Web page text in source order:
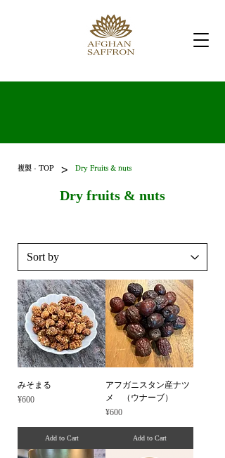
複製 - TOP > Dry Fruits & nuts
Dry fruits & nuts
みそまる
Price
¥600
Add to Cart
アフガニスタン産ナツ
メ （ウナーブ）
Price
¥600
Add to Cart